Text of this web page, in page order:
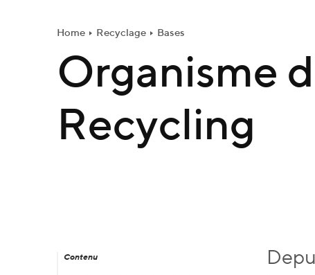
Home Recyclage Bases
Organisme
Recycling
Contenu